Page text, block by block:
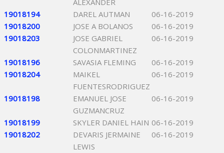
ALEXANDER
19018194 DAREL AUTMAN
06-16-2019
19018200
JOSE A BOLANOS
06-16-2019
19018203
JOSE GABRIEL
COLONMARTINEZ
06-16-2019
19018196 SAVASIA FLEMING
06-16-2019
19018204
MAIKEL
FUENTESRODRIGUEZ
06-16-2019
19018198
EMANUEL JOSE
GUZMANCRUZ
06-16-2019
19018199 SKYLER DANIEL HAIN 06-16-2019
19018202
DEVARIS JERMAINE
LEWIS
06-16-2019